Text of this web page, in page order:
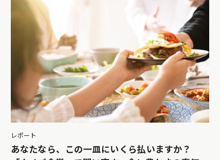
レポート
あなたなら、この一皿にいくら払いますか？